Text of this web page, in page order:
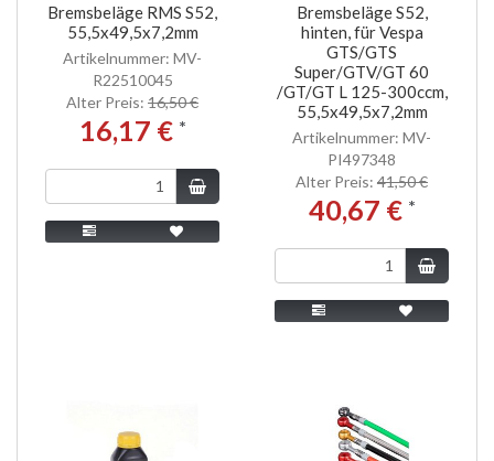
Bremsbeläge RMS S52,
55,5x49,5x7,2mm
Artikelnummer: MV-
R22510045
Alter Preis: 16,50 €
16,17 € *
Bremsbeläge S52,
hinten, für Vespa
GTS/GTS
Super/GTV/GT 60
/GT/GT L 125-300ccm,
55,5x49,5x7,2mm
Artikelnummer: MV-
PI497348
Alter Preis: 41,50 €
40,67 € *